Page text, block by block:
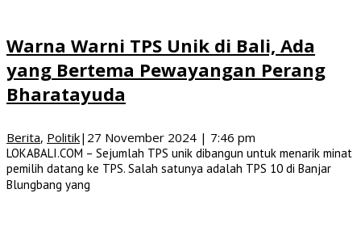
Warna Warni TPS Unik di Bali, Ada
yang Bertema Pewayangan Perang
Bharatayuda
Berita, Politik| 27 November 2024 | 7:46 pm
LOKABALI.COM – Sejumlah TPS unik dibangun untuk menarik minat
pemilih datang ke TPS. Salah satunya adalah TPS 10 di Banjar
Blungbang yang